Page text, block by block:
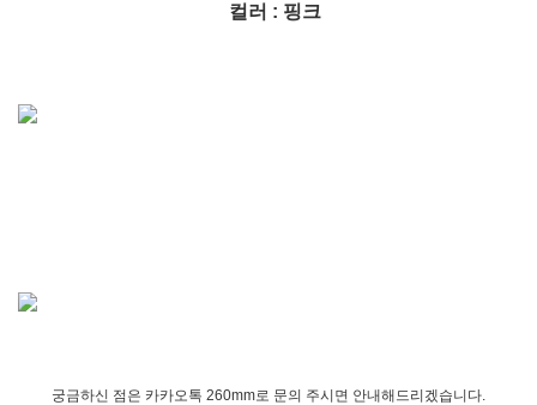
컬러 : 핑크
궁금하신 점은 카카오톡 260mm로 문의 주시면 안내해드리겠습니다.